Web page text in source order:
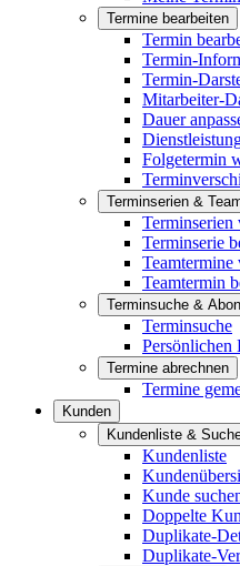
Termine bearbeiten
Termin
Termin-
Termin-
Mitarbeiter-
Dauer
Folgetermin
Terminserien &
Terminserien
Terminserie
Teamtermine
Teamtermin
Terminsuche &
Terminsuche
Persönlichen
Termine abrechnen
Termine
Kunden
Kundenliste &
Kundenliste
Kunde
Doppelte
Duplikate-
Duplikate-